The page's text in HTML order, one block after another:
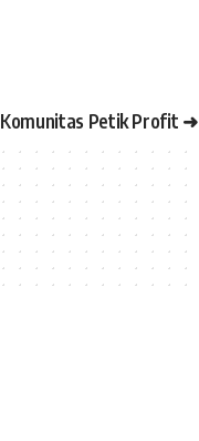
Komunitas Petik Profit ➜